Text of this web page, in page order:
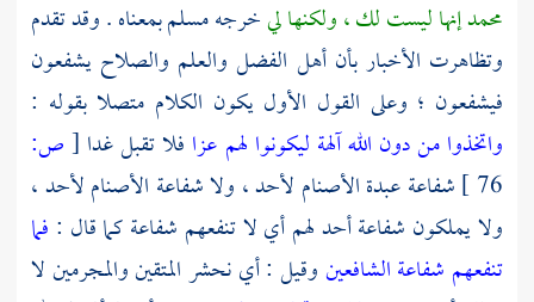
محمد إنها ليست لك ، ولكنها ليخرجهمسلمبمعناه . وقد تقدم
وتظاهرت الأخبار بأن أهل الفضل والعلم والصلاح يشفعون
فيشفعون ؛ وعلى القول الأول يكون الكلام متصلا بقوله :
واتخذوا من دون الله آلهة ليكونوا لهم عزا فلا تقبل غدا [ص:
76 ] شفاعة عبدة الأصنام لأحد ، ولا شفاعة الأصنام لأحد ،
ولا يملكون شفاعة أحد لهم أي لا تنفعهم شفاعة كما قال : فما
تنفعهم شفاعة الشافعينوقيل : أي نحشر المتقين والمجرمين لا